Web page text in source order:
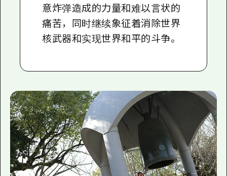
意炸弹造成的力量和难以言状的
痛苦，同时继续象征着消除世界
核武器和实现世界和平的斗争。